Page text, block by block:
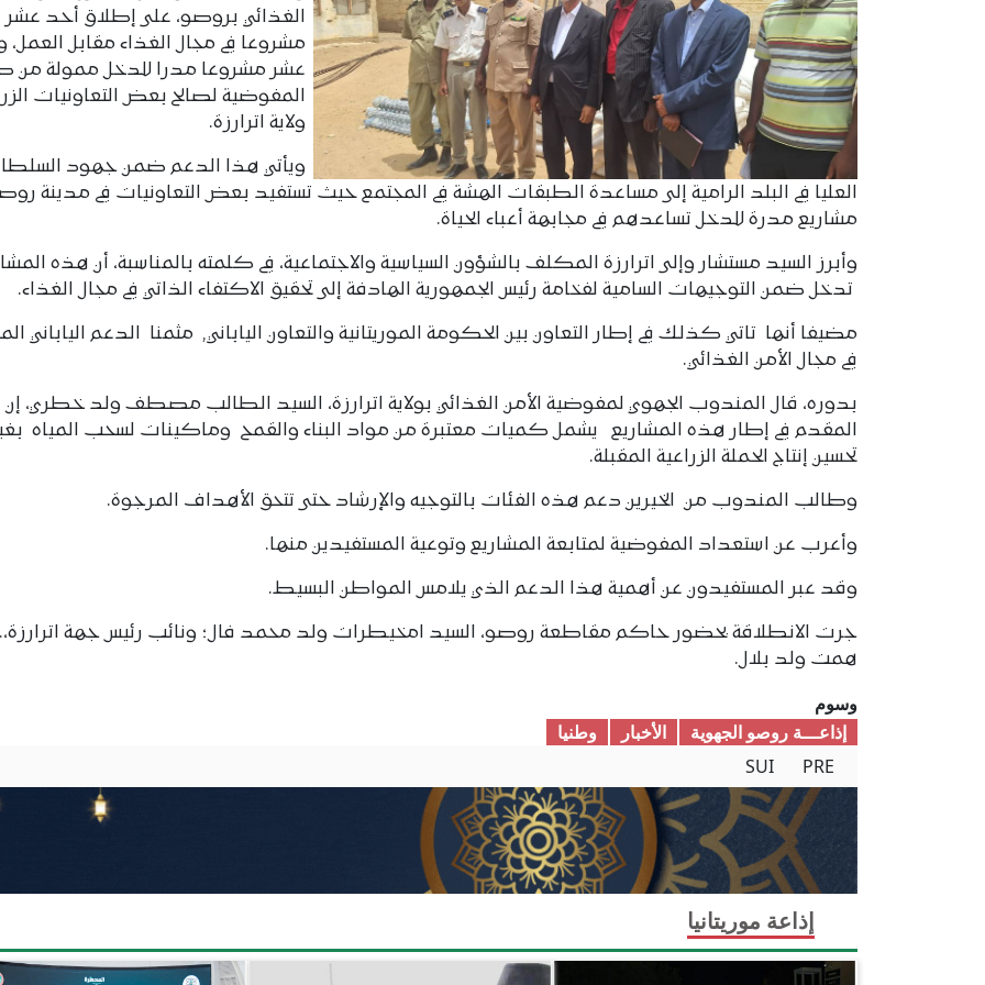
الغذائي بروصو، على إطلاق أحد عشر
مشروعا في مجال الغذاء مقابل العمل،
عشر مشروعا مدرا للدخل ممولة
المفوضية لصالح بعض التعاونيات
ولاية اترارزة.
ويأتي هذا الدعم ضمن جهود
العليا في البلد الرامية إلى مساعدة الطبقات الهشة في المجتمع حيث تستفيد بعض التعاونيات في مدينة
مشاريع مدرة للدخل تساعدهم في مجابهة أعباء الحياة.
وأبرز السيد مستشار وإلى اترارزة المكلف بالشؤون السياسية والاجتماعية، في كلمته بالمناسبة، أن هذه
تدخل ضمن التوجيهات السامية لفخامة رئيس الجمهورية الهادفة إلى تحقيق الاكتفاء الذاتي في مجال الغذاء.
مضيفا أنها تاتي كذلك في إطار التعاون بين الحكومة الموريتانية والتعاون الياباني, مثمنا الدعم الياباني
في مجال الأمن الغذائي.
بدوره، قال المندوب الجهوي لمفوضية الأمن الغذائي بولاية اترارزة، السيد الطالب مصطف ولد خطري، إن
المقدم في إطار هذه المشاريع يشمل كميات معتبرة من مواد البناء والقمح وماكينات لسحب المياه
تحسين إنتاج الحملة الزراعية المقبلة.
وطالب المندوب من الخيرين دعم هذه الفئات بالتوجيه والإرشاد حتى تتحق الأهداف المرجوة.
وأعرب عن استعداد المفوضية لمتابعة المشاريع وتوعية المستفيدين منها.
وقد عبر المستفيدون عن أهمية هذا الدعم الذي يلامس المواطن البسيط.
جرت الانطلاقة بحضور حاكم مقاطعة روصو، السيد امخيطرات ولد محمد فال؛ ونائب رئيس جهة
همت ولد بلال.
وسوم
إذاعـــة روصو الجهوية
الأخبار
وطنیا
PRE
SUI
إذاعة موريتانيا